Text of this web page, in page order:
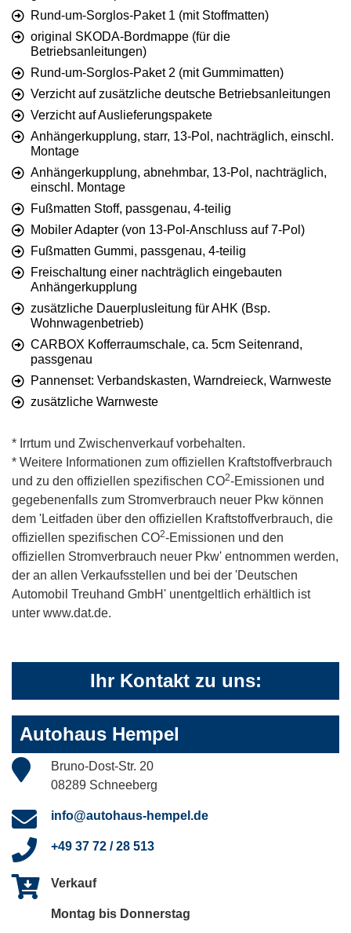
Rund-um-Sorglos-Paket 1 (mit Stoffmatten)
original SKODA-Bordmappe (für die
Betriebsanleitungen)
Rund-um-Sorglos-Paket 2 (mit Gummimatten)
Verzicht auf zusätzliche deutsche Betriebsanleitungen
Verzicht auf Auslieferungspakete
Anhängerkupplung, starr, 13-Pol, nachträglich, einschl.
Montage
Anhängerkupplung, abnehmbar, 13-Pol, nachträglich,
einschl. Montage
Fußmatten Stoff, passgenau, 4-teilig
Mobiler Adapter (von 13-Pol-Anschluss auf 7-Pol)
Fußmatten Gummi, passgenau, 4-teilig
Freischaltung einer nachträglich eingebauten
Anhängerkupplung
zusätzliche Dauerplusleitung für AHK (Bsp.
Wohnwagenbetrieb)
CARBOX Kofferraumschale, ca. 5cm Seitenrand,
passgenau
Pannenset: Verbandskasten, Warndreieck, Warnweste
zusätzliche Warnweste
* Irrtum und Zwischenverkauf vorbehalten.
* Weitere Informationen zum offiziellen Kraftstoffverbrauch
und zu den offiziellen spezifischen CO2-Emissionen und
gegebenenfalls zum Stromverbrauch neuer Pkw können
dem 'Leitfaden über den offiziellen Kraftstoffverbrauch, die
offiziellen spezifischen CO2-Emissionen und den
offiziellen Stromverbrauch neuer Pkw' entnommen werden,
der an allen Verkaufsstellen und bei der 'Deutschen
Automobil Treuhand GmbH' unentgeltlich erhältlich ist
unter www.dat.de.
Ihr Kontakt zu uns:
Autohaus Hempel
Bruno-Dost-Str. 20
08289 Schneeberg
info@autohaus-hempel.de
+49 37 72 / 28 513
Verkauf
Montag bis Donnerstag